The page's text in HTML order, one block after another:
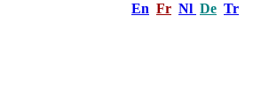
En Fr Nl De Tr